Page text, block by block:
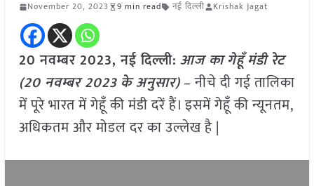
November 20, 2023 9 min read नई दिल्ली Krishak Jagat
20 नवम्बर 2023, नई दिल्ली: आज का गेहूँमंडी रेट
(20 नवम्बर2023 के अनुसार)– नीचे दी गई तालिका
में पूरे भारत में गेहूँ की मंडी दरें हैं। इसमें गेहूँ की न्यूनतम,
अधिकतम और मोडल दर का उल्लेख है |